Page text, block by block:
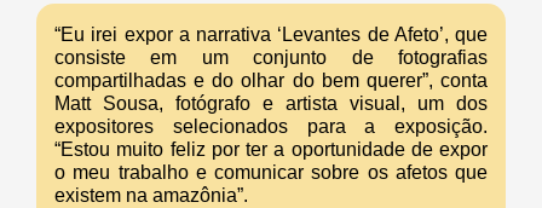
“Eu irei expor a narrativa ‘Levantes de Afeto’, que
consiste em um conjunto de fotografias
compartilhadas e do olhar do bem querer”, conta
Matt Sousa, fotógrafo e artista visual, um dos
expositores selecionados para a exposição.
“Estou muito feliz por ter a oportunidade de expor
o meu trabalho e comunicar sobre os afetos que
existem na amazônia”.